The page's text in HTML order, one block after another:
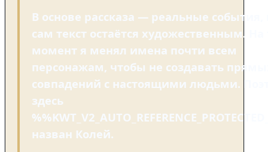
В основе рассказа — реальные события,
сам текст остаётся художественным. На
момент я менял имена почти всем
персонажам, чтобы не создавать
совпадений с настоящими людьми.
здесь
назван Колей.